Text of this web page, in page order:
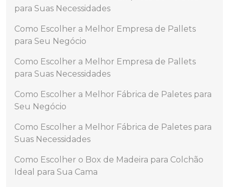
para Suas Necessidades
Como Escolher a Melhor Empresa de Pallets
para Seu Negócio
Como Escolher a Melhor Empresa de Pallets
para Suas Necessidades
Como Escolher a Melhor Fábrica de Paletes para
Seu Negócio
Como Escolher a Melhor Fábrica de Paletes para
Suas Necessidades
Como Escolher o Box de Madeira para Colchão
Ideal para Sua Cama